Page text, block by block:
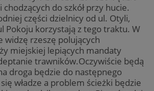
chodzących do szkół przy hucie.
części dzielnicy od ul. Otyli,
Pokoju korzystają z tego traktu. W
widzę rzeszę polujących
miejskiej lepiących mandaty
trawników.Oczywiście będą
droga będzie do następnego
władze a problem ścieżki będzie